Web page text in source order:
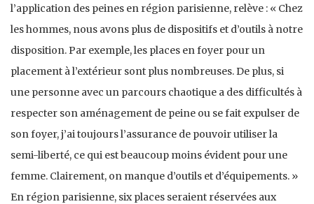
l’application des peines en région parisienne, relève : « Chez
les hommes, nous avons plus de dispositifs et d’outils à notre
disposition. Par exemple, les places en foyer pour un
placement à l’extérieur sont plus nombreuses. De plus, si
une personne avec un parcours chaotique a des difficultés à
respecter son aménagement de peine ou se fait expulser de
son foyer, j’ai toujours l’assurance de pouvoir utiliser la
semi-liberté, ce qui est beaucoup moins évident pour une
femme. Clairement, on manque d’outils et d’équipements. »
En région parisienne, six places seraient réservées aux